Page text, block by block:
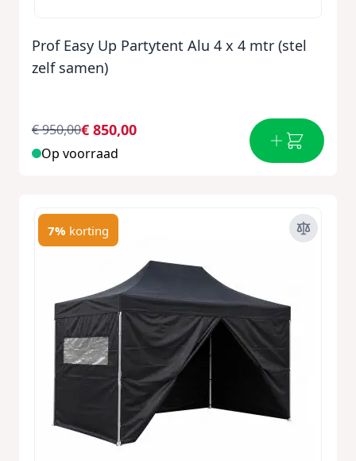
Prof Easy Up Partytent Alu 4 x 4 mtr (stel
zelf samen)
€ 850,00
€ 950,00
Op voorraad
7% korting